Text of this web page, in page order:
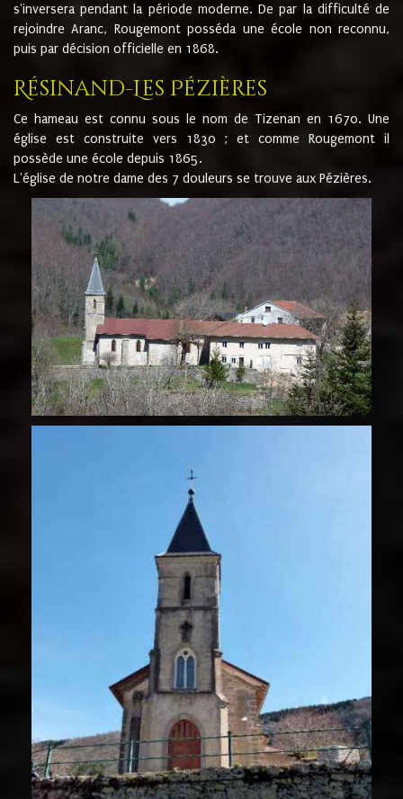
s'inversera pendant la période moderne. De par la difficulté de
rejoindre Aranc, Rougemont posséda une école non reconnu,
puis par décision officielle en 1868.
Résinand-Les Pézières
Ce hameau est connu sous le nom de Tizenan en 1670. Une
église est construite vers 1830 ; et comme Rougemont il
possède une école depuis 1865.
L'église de notre dame des 7 douleurs se trouve aux Pézières.